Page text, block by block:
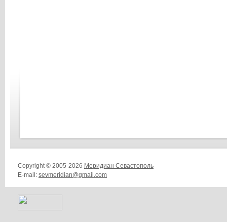
Copyright © 2005-2026 Меридиан Севастополь
E-mail: sevmeridian@gmail.com